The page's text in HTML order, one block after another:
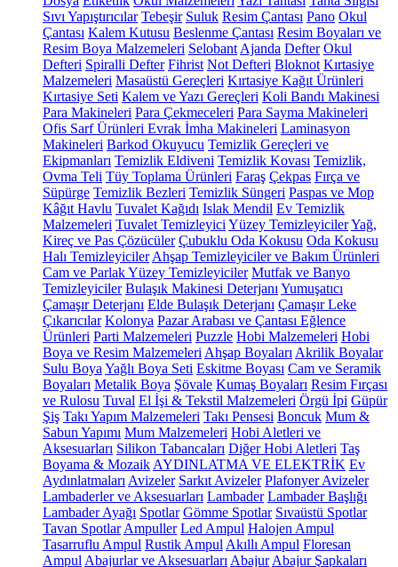
Sıvı Yapıştırıcılar Tebeşir Suluk Resim Çantası Pano Okul
Çantası Kalem Kutusu Beslenme Çantası Resim Boyaları ve
Resim Boya Malzemeleri Selobant Ajanda Defter Okul
Defteri Spiralli Defter Fihrist Not Defteri Bloknot Kırtasiye
Malzemeleri Masaüstü Gereçleri Kırtasiye Kağıt Ürünleri
Kırtasiye Seti Kalem ve Yazı Gereçleri Koli Bandı Makinesi
Para Makineleri Para Çekmeceleri Para Sayma Makineleri
Ofis Sarf Ürünleri Evrak İmha Makineleri Laminasyon
Makineleri Barkod Okuyucu Temizlik Gereçleri ve
Ekipmanları Temizlik Eldiveni Temizlik Kovası Temizlik,
Ovma Teli Tüy Toplama Ürünleri Faraş Çekpas Fırça ve
Süpürge Temizlik Bezleri Temizlik Süngeri Paspas ve Mop
Kâğıt Havlu Tuvalet Kağıdı Islak Mendil Ev Temizlik
Malzemeleri Tuvalet Temizleyici Yüzey TemizleyicilerYağ,
Kireç ve Pas Çözücüler Çubuklu Oda Kokusu Oda Kokusu
Halı Temizleyiciler Ahşap Temizleyiciler ve Bakım Ürünleri
Cam ve Parlak Yüzey Temizleyiciler Mutfak ve Banyo
Temizleyiciler Bulaşık Makinesi Deterjanı Yumuşatıcı
Çamaşır Deterjanı Elde Bulaşık Deterjanı Çamaşır Leke
Çıkarıcılar Kolonya Pazar Arabası ve Çantası Eğlence
Ürünleri Parti Malzemeleri Puzzle Hobi Malzemeleri Hobi
Boya ve Resim Malzemeleri Ahşap Boyaları Akrilik Boyalar
Sulu Boya Yağlı Boya Seti Eskitme Boyası Cam ve Seramik
Boyaları Metalik Boya Şövale Kumaş Boyaları Resim Fırçası
ve Rulosu Tuval El İşi & Tekstil Malzemeleri Örgü İpi Güpür
Şiş Takı Yapım Malzemeleri Takı Pensesi Boncuk Mum &
Sabun Yapımı Mum Malzemeleri Hobi Aletleri ve
Aksesuarları Silikon Tabancaları Diğer Hobi Aletleri Taş
Boyama & Mozaik AYDINLATMA VE ELEKTRİK Ev
Aydınlatmaları Avizeler Sarkıt Avizeler Plafonyer Avizeler
Lambaderler ve Aksesuarları Lambader Lambader Başlığı
Lambader Ayağı Spotlar Gömme Spotlar Sıvaüstü Spotlar
Tavan Spotlar Ampuller Led Ampul Halojen Ampul
Tasarruflu Ampul Rustik Ampul Akıllı Ampul Floresan
Ampul Abajurlar ve Aksesuarları Abajur Abajur Şapkaları